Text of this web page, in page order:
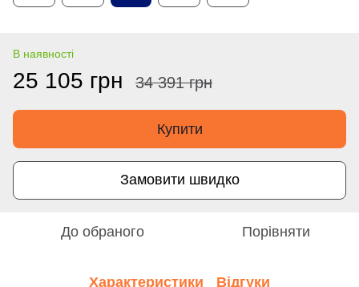
В наявності
25 105 грн 34 391 грн
Купити
Замовити швидко
До обраного Порівняти
Характеристики Відгуки